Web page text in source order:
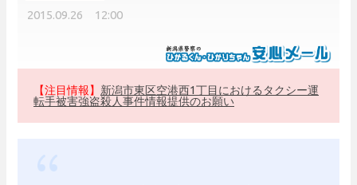
2015.09.26 12:00
【注目情報】 新潟市東区空港西1丁目におけるタクシー運
転手被害強盗殺人事件情報提供のお願い